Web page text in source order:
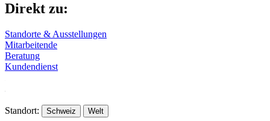
Direkt zu:
Standorte & Ausstellungen
Mitarbeitende
Beratung
Kundendienst
Standort: Schweiz Welt